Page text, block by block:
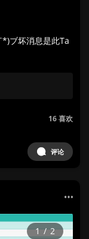
ブ坏消息是此Ta
16喜欢
评论
1/2